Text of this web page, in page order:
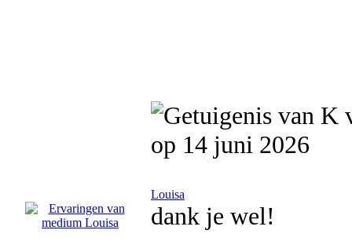
op 14 juni 2026
Louisa
dank je wel!